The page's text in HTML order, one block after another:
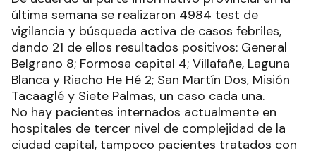
última semana se realizaron 4984 test de
vigilancia y búsqueda activa de casos febriles,
dando 21 de ellos resultados positivos: General
Belgrano 8; Formosa capital 4; Villafañe, Laguna
Blanca y Riacho He Hé 2; San Martín Dos, Misión
Tacaaglé y Siete Palmas, un caso cada una.
No hay pacientes internados actualmente en
hospitales de tercer nivel de complejidad de la
ciudad capital, tampoco pacientes tratados con